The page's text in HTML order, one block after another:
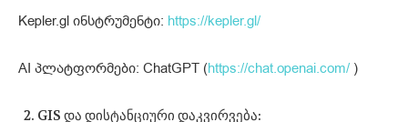
Kepler.gl ინსტრუმენტი: https://kepler.gl/
AI პლატფორმები: ChatGPT (https://chat.openai.com/ )
GIS და დისტანციური დაკვირვება: